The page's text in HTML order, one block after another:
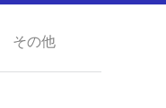
その他